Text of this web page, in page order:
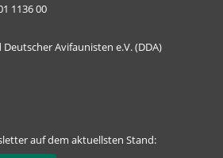
1136 00
Avifaunisten e.V. (DDA)
auf dem aktuellsten Stand: